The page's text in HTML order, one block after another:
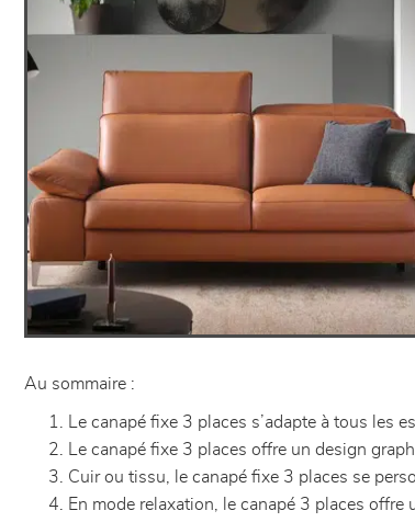
Au sommaire :
Le canapé fixe 3 places s’adapte à tous les
Le canapé fixe 3 places offre un design
Cuir ou tissu, le canapé fixe 3 places se
En mode relaxation, le canapé 3 places offre